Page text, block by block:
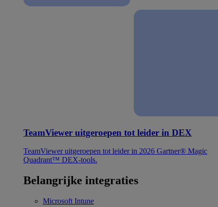
TeamViewer uitgeroepen tot leider in DEX
TeamViewer uitgeroepen tot leider in 2026 Gartner® Magic
Quadrant™ DEX-tools.
Belangrijke integraties
Microsoft Intune